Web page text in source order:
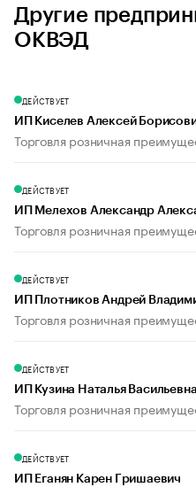
Другие
ОКВЭД
ДЕЙСТВУЕТ
ИП Киселев Алексей
Торговля розничная
ДЕЙСТВУЕТ
ИП Мелехов Александр
Торговля розничная
ДЕЙСТВУЕТ
ИП Плотников Андрей
Торговля розничная
ДЕЙСТВУЕТ
ИП Кузина Наталья Васильевна
Торговля розничная
ДЕЙСТВУЕТ
ИП Еганян Карен Гришаевич